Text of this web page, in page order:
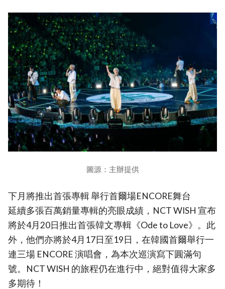
圖源：主辦提供
下月將推出首張專輯 舉行首爾場ENCORE舞台
延續多張百萬銷量專輯的亮眼成績，NCT WISH 宣布
將於4月20日推出首張韓文專輯《Ode to Love》。此
外，他們亦將於4月17日至19日，在韓國首爾舉行一
連三場 ENCORE 演唱會，為本次巡演寫下圓滿句
號。NCT WISH 的旅程仍在進行中，絕對值得大家多
多期待！